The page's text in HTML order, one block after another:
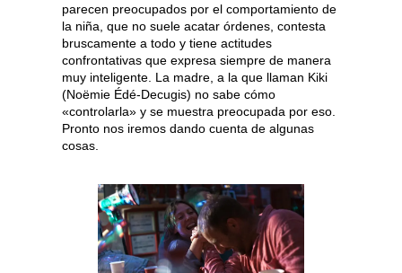
parecen preocupados por el comportamiento de
la niña, que no suele acatar órdenes, contesta
bruscamente a todo y tiene actitudes
confrontativas que expresa siempre de manera
muy inteligente. La madre, a la que llaman Kiki
(Noëmie Édé-Decugis) no sabe cómo
«controlarla» y se muestra preocupada por eso.
Pronto nos iremos dando cuenta de algunas
cosas.